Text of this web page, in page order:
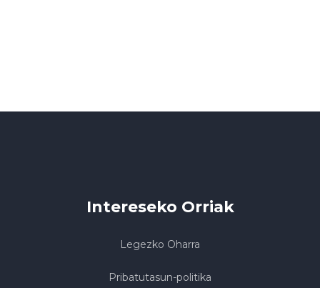
Intereseko Orriak
Legezko Oharra
Pribatutasun-politika